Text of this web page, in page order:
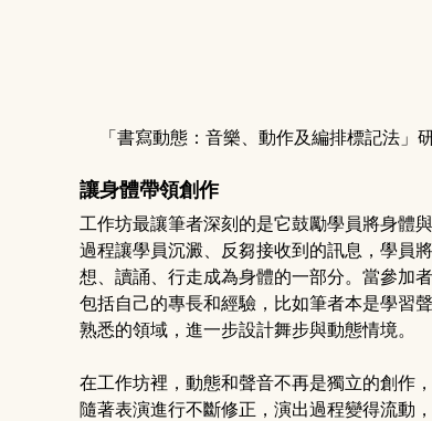
「書寫動態：音樂、動作及編排標記法」
讓身體帶領創作
工作坊最讓筆者深刻的是它鼓勵學員將身體
過程讓學員沉澱、反芻接收到的訊息，學員
想、讀誦、行走成為身體的一部分。當參加
包括自己的專長和經驗，比如筆者本是學習
熟悉的領域，進一步設計舞步與動態情境。
在工作坊裡，動態和聲音不再是獨立的創作
隨著表演進行不斷修正，演出過程變得流動